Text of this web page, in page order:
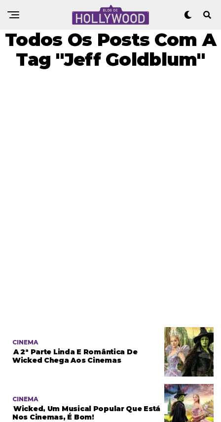
Todos Os Posts Com A
Tag "Jeff Goldblum"
CINEMA
A 2ª Parte Linda E Romântica De
Wicked Chega Aos Cinemas
CINEMA
Wicked, Um Musical Popular Que Está
Nos Cinemas, É Bom!